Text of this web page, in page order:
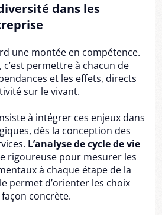
dans les
une montée en compétence.
permettre à chacun de
et les effets, directs
sur le vivant.
à intégrer ces enjeux dans
dès la conception des
L’analyse de cycle de vie
rigoureuse pour mesurer les
à chaque étape de la
permet d’orienter les choix
concrète.